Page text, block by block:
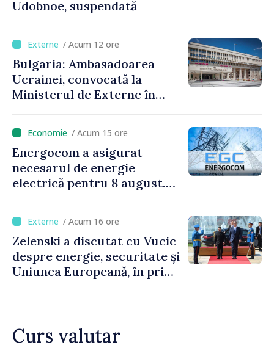
Udobnoe, suspendată
/ Acum 12 ore
Bulgaria: Ambasadoarea
Ucrainei, convocată la
Ministerul de Externe în
/ Acum 15 ore
Energocom a asigurat
necesarul de energie
electrică pentru 8 august.
cetățenii să reducă
consumul în orele de vârf
/ Acum 16 ore
Zelenski a discutat cu Vucic
despre energie, securitate și
Uniunea Europeană, în prima
Curs valutar